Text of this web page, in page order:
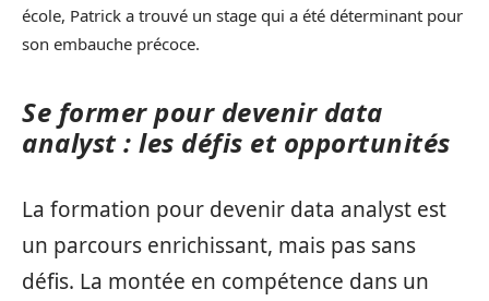
école, Patrick a trouvé un stage qui a été déterminant pour
son embauche précoce.
Se former pour devenir data
analyst : les défis et opportunités
La formation pour devenir data analyst est
un parcours enrichissant, mais pas sans
défis. La montée en compétence dans un